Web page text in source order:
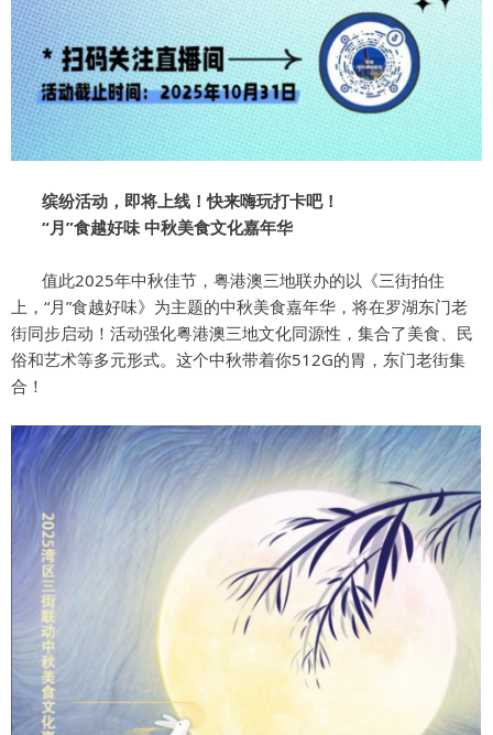
缤纷活动，即将上线！快来嗨玩打卡吧！
“月”食越好味 中秋美食文化嘉年华
值此2025年中秋佳节，粤港澳三地联办的以《三街拍住
上，“月”食越好味》为主题的中秋美食嘉年华，将在罗湖东门老
街同步启动！活动强化粤港澳三地文化同源性，集合了美食、民
俗和艺术等多元形式。这个中秋带着你512G的胃，东门老街集
合！